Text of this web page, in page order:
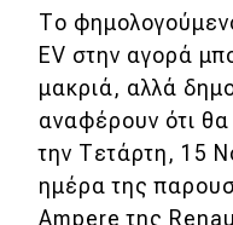
Το
EV στην αγορά
μακριά, αλλά
αναφέρουν ότι θα
την Τετάρτη, 15
ημέρα της
Ampere της